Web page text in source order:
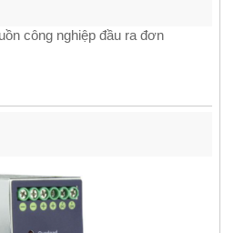
công nghiệp đầu ra đơn